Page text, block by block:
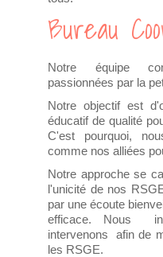
Bureau
Notre équipe
passionnées par la
Notre objectif est
éducatif de qualité
C'est pourquoi,
comme nos alliées
Notre approche se
l'unicité de nos
par une écoute
efficace. Nous
intervenons afin de
les RSGE.